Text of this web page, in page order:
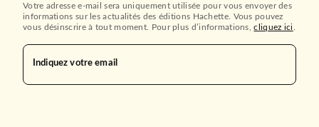
Votre adresse e-mail sera uniquement utilisée pour vous envoyer des
informations sur les actualités des éditions Hachette. Vous pouvez
vous désinscrire à tout moment. Pour plus d’informations,cliquez ici
Indiquez votre email